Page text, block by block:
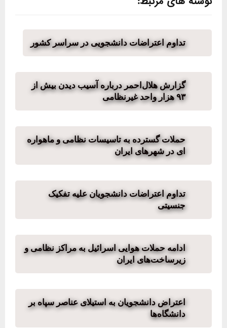
تداوم اعتراضات دانشجویی در سراسر کشور
گزارش هلال‌احمر درباره آسیب دیدن بیش از
۹۳ هزار واحد غیرنظامی
حملات گسترده به تاسیسات نظامی و ماهواره
ای در شهرهای ایران
تداوم اعتراضات دانشجویان علیه تفکیک
جنسیتی
ادامه حملات هوایی اسرائیل به مراکز نظامی و
زیرساخت‌های ایران
اعتراض دانشجویان به استیلای عناصر سپاه بر
دانشگاه‌ها